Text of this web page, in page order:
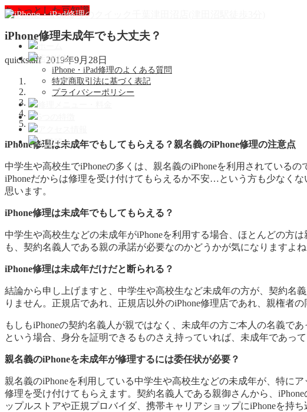
店舗情報
iPhone・iPad修理のよくある質問
特定商取引法に基づく表記
プライバシーポリシー
お見積り
ちょっとした豆知識
iPhone修理未成年でも大丈夫？
quickstaff 2019年9月28日
iPhone修理は未成年でもしてもらえる？親名義のiPhone修理の注意点
中学生や高校生でiPhoneの多くは、親名義のiPhoneを利用されている
iPhoneだからは修理を受け付けてもらえるか不安…という方も少なく
思います。
iPhone修理は未成年でもしてもらえる？
中学生や高校生などの未成年がiPhoneを利用する場合、ほとんどの方
も、契約名義人である親の承諾が必要なのかどうかが気になりますよ
iPhone修理は未成年だけだと断られる？
結論から申し上げますと、中学生や高校生など未成年の方が、契約名
りません。正規店であれ、正規店以外のiPhone修理店であれ、親権者
もしもiPhoneの契約名義人が親ではなく、未成年の方ご本人の名義で
という場合、身分を証明できるものさえ持っていれば、未成年であっ
親名義のiPhoneを未成年が修理するには委任状が必要？
親名義のiPhoneを利用している中学生や高校生などの未成年が、特に
修理を受け付けてもらえます。契約名義人である親御さんから、
ップルストアや正規プロバイダ、携帯キャリアショップにiPhoneを持